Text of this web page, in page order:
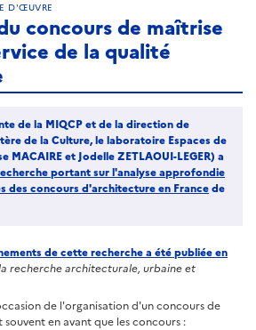
D'ŒUVRE
concours de maîtrise
de la qualité
de la MIQCP et de la direction de
de la Culture, le laboratoire Espaces de
MACAIRE et Jodelle ZETLAOUI-LEGER) a
portant sur l'analyse approfondie
des concours d'architecture en Francede
de cette recherche a été publiée en
recherche architecturale, urbaine et
de l'organisation d'un concours de
en avant que les concours :